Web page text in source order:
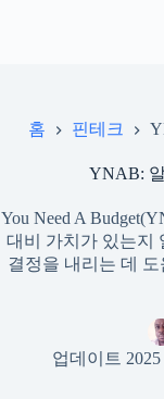
홈 핀테크
YNAB:
You Need A
대비 가치가 있는지
결정을 내리는 데
업데이트